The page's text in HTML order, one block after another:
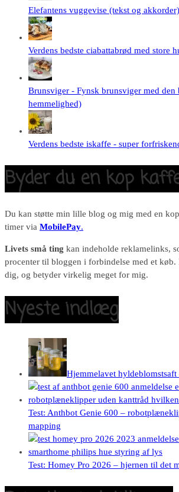
Elefantens vuggevise (tekst og akkorder)
Verdens bedste ciabattabrød med store
Brunsviger - Fynsk brunsviger med den
hemmelighed)
Verdens bedste iskaffe - super
Byder du en kop
Du kan støtte min lille blog og mig med en
timer via MobilePay.
Livets små ting kan indeholde reklamelinks,
procenter til bloggen i forbindelse med et køb.
dig, og betyder virkelig meget for mig.
Nyeste indlæg
Hjemmelavet
Test: Anthbot Genie 600 –
mapping
Test: Homey Pro 2026 – hjernen til det